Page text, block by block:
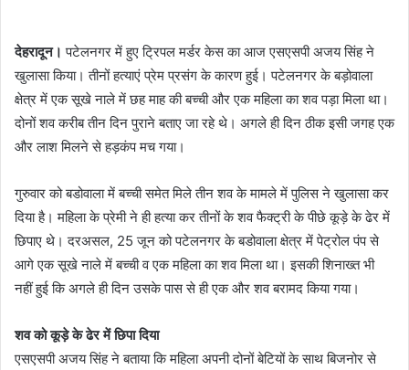
d
a
n
e
m
i
l
देहरादून। पटेलनगर में हुए ट्रिपल मर्डर केस का आज एसएसपी अजय सिंह ने
खुलासा किया। तीनों हत्याएं प्रेम प्रसंग के कारण हुई। पटेलनगर के बड़ोवाला
क्षेत्र में एक सूखे नाले में छह माह की बच्ची और एक महिला का शव पड़ा मिला था।
दोनों शव करीब तीन दिन पुराने बताए जा रहे थे। अगले ही दिन ठीक इसी जगह एक
और लाश मिलने से हड़कंप मच गया।
गुरुवार को बडोवाला में बच्ची समेत मिले तीन शव के मामले में पुलिस ने खुलासा कर
दिया है। महिला के प्रेमी ने ही हत्या कर तीनों के शव फैक्ट्री के पीछे कूड़े के ढेर में
छिपाए थे। दरअसल, 25 जून को पटेलनगर के बडोवाला क्षेत्र में पेट्रोल पंप से
आगे एक सूखे नाले में बच्ची व एक महिला का शव मिला था। इसकी शिनाख्त भी
नहीं हुई कि अगले ही दिन उसके पास से ही एक और शव बरामद किया गया।
शव को कूड़े के ढेर में छिपा दिया
एसएसपी अजय सिंह ने बताया कि महिला अपनी दोनों बेटियों के साथ बिजनोर से